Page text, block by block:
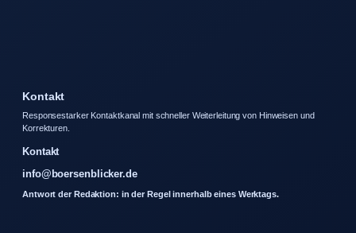
Kontakt
Responsestarker Kontaktkanal mit schneller Weiterleitung von Hinweisen und
Korrekturen.
Kontakt
info@boersenblicker.de
Antwort der Redaktion: in der Regel innerhalb eines Werktags.